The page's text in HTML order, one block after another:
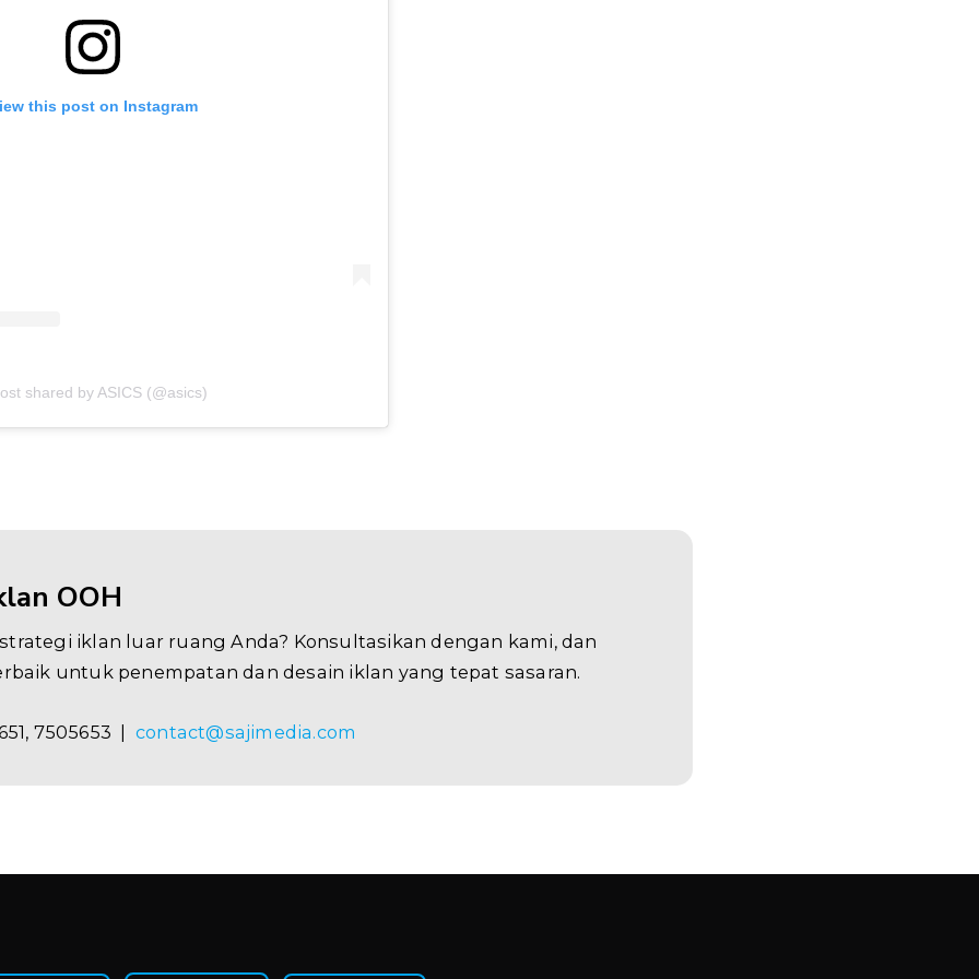
this post on Instagram
shared by ASICS (@asics)
OOH
iklan luar ruang Anda? Konsultasikan dengan kami, dan
untuk penempatan dan desain iklan yang tepat sasaran.
7505653 |contact@sajimedia.com